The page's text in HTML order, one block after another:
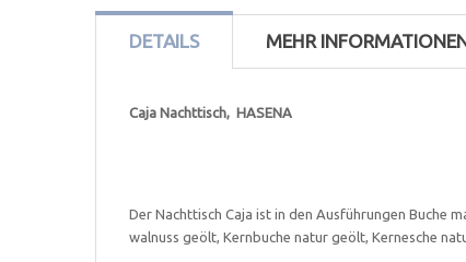
DETAILS MEHR
Caja Nachttisch, HASENA
Der Nachttisch Caja ist in den Ausführungen Buche
walnuss geölt, Kernbuche natur geölt, Kernesche